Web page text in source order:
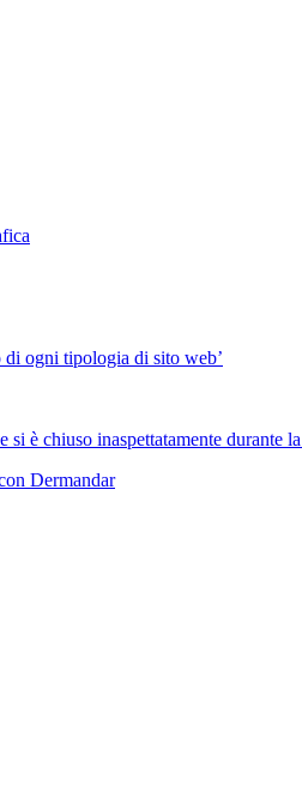
ogni tipologia di sito web’
è chiuso inaspettatamente durante
Dermandar